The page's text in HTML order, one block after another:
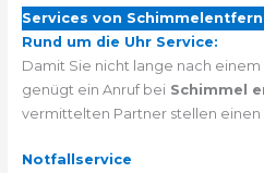
Services von
Rund um die Uhr Service:
Damit Sie nicht lange nach einem
genügt ein Anruf bei Schimmel
vermittelten Partner stellen einen
Notfallservice